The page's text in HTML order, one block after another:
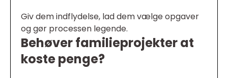
Giv dem indflydelse, lad dem vælge opgaver
og gør processen legende.
Behøver familieprojekter at
koste penge?